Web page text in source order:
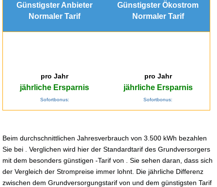
Günstigster Anbieter
Normaler Tarif
Günstigster Ökostrom
Normaler Tarif
pro Jahr
jährliche Ersparnis
Sofortbonus:
pro Jahr
jährliche Ersparnis
Sofortbonus:
Beim durchschnittlichen Jahresverbrauch von 3.500 kWh bezahlen
Sie bei . Verglichen wird hier der Standardtarif des Grundversorgers
mit dem besonders günstigen -Tarif von . Sie sehen daran, dass sich
der Vergleich der Strompreise immer lohnt. Die jährliche Differenz
zwischen dem Grundversorgungstarif von und dem günstigsten Tarif